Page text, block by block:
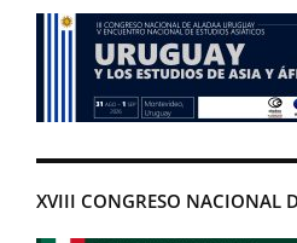
XVIII CONGRESO NACIONAL